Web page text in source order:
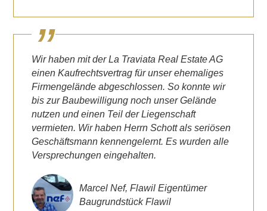
Wir haben mit der La Traviata Real Estate AG
einen Kaufrechtsvertrag für unser ehemaliges
Firmengelände abgeschlossen. So konnte wir
bis zur Baubewilligung noch unser Gelände
nutzen und einen Teil der Liegenschaft
vermieten. Wir haben Herrn Schott als seriösen
Geschäftsmann kennengelernt. Es wurden alle
Versprechungen eingehalten.
Marcel Nef, Flawil Eigentümer
Baugrundstück Flawil